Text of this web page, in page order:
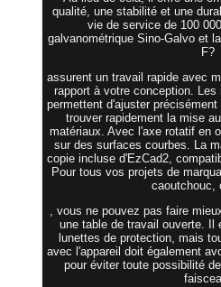
qualité, une stabilité et une
vie de service de 100
galvanométrique Sino-Galvo et
F?
assurent un travail rapide avec
rapport à votre conception.
permettent d'ajuster
trouver rapidement la mise
matériaux. Avec l'axe rotatif en
sur des surfaces courbes. La
copie incluse d'EzCad2,
Pour tous vos projets de
caoutchouc,
, vous ne pouvez pas faire
une table de travail ouverte. Il
lunettes de protection, mais
avec l'appareil doit également
pour éviter toute possibilité